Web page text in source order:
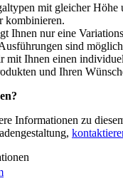
mit gleicher Höhe
kombinieren.
Ihnen nur eine
sind
mit Ihnen einen
und Ihren
Informationen zu